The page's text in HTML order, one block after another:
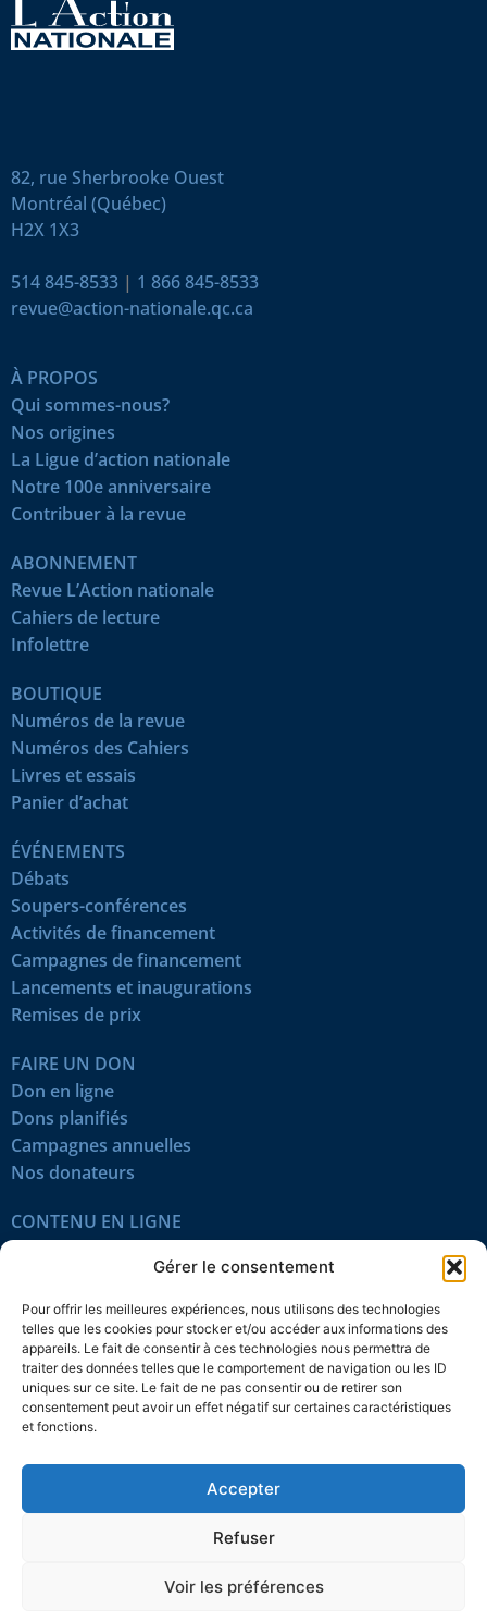
Gérer le consentement
Pour offrir les meilleures expériences, nous utilisons des technologies
telles que les cookies pour stocker et/ou accéder aux informations des
appareils. Le fait de consentir à ces technologies nous permettra de
traiter des données telles que le comportement de navigation ou les ID
uniques sur ce site. Le fait de ne pas consentir ou de retirer son
consentement peut avoir un effet négatif sur certaines caractéristiques
et fonctions.
Accepter
Refuser
Voir les préférences
82, rue Sherbrooke Ouest
Montréal (Québec)
H2X 1X3
514 845-8533 | 1 866 845-8533
revue@action-nationale.qc.ca
À PROPOS
Qui sommes-nous?
Nos origines
La Ligue d’action nationale
Notre 100e anniversaire
Contribuer à la revue
ABONNEMENT
Revue L’Action nationale
Cahiers de lecture
Infolettre
BOUTIQUE
Numéros de la revue
Numéros des Cahiers
Livres et essais
Panier d’achat
ÉVÉNEMENTS
Débats
Soupers-conférences
Activités de financement
Campagnes de financement
Lancements et inaugurations
Remises de prix
FAIRE UN DON
Don en ligne
Dons planifiés
Campagnes annuelles
Nos donateurs
CONTENU EN LIGNE
Tous les articles
Œuvres du mois
En vidéo
SUIVEZ-NOUS
Mentions légales
© 2026 L’Action nationale